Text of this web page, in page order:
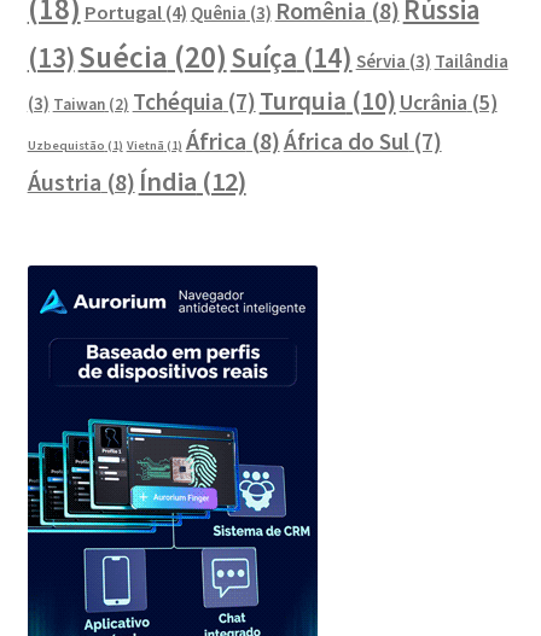
(18) Portugal(4) Quênia (3) Romênia (8) Rússia
(13)Suécia (20) Suíça (14) Sérvia (3) Tailândia
(3) Taiwan(2) Tchéquia (7) Turquia (10) Ucrânia (5)
Uzbequistão (1) Vietnã (1) África (8)África do Sul(7)
Áustria (8) Índia (12)